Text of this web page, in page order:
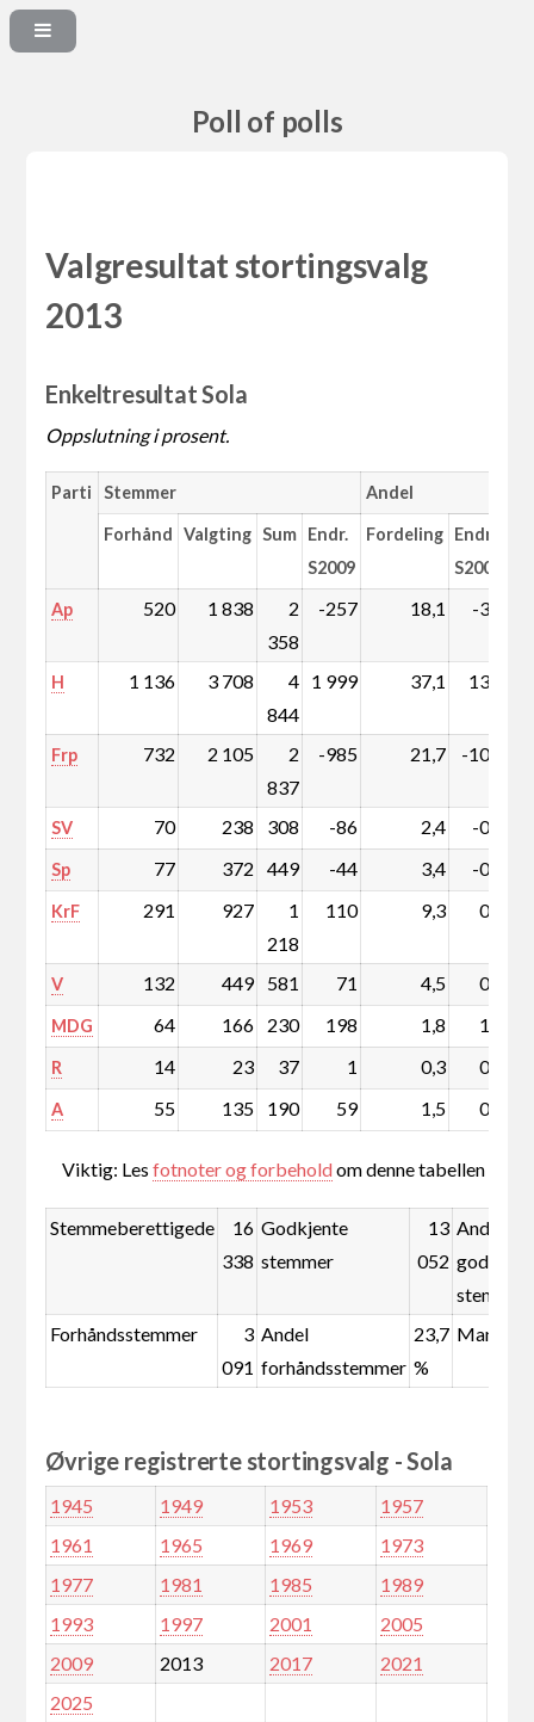
Poll of polls
Valgresultat stortingsvalg
2013
Enkeltresultat Sola
Oppslutning i prosent.
Parti Stemmer Andel
Forhånd Valgting Sum Endr.
S2009
Fordeling Endr.
S2009
Ap 520 1 838
2
358
-257 18,1 -3,8
H 1 136 3 708
4
844
1 999 37,1 13,4
Frp 732 2 105
2
837
-985 21,7 -10,2
SV 70 238 308 -86 2,4 -0,9
Sp 77 372 449 -44 3,4 -0,7
KrF 291 927
1
218
110 9,3 0,1
V 132 449 581 71 4,5 0,2
MDG 64 166 230 198 1,8 1,5
R 14 23 37 1 0,3 0,0
A 55 135 190 59 1,5 0,4
Viktig: Lesfotnoter og forbeholdom denne tabellen
Stemmeberettigede
16
338
Godkjente
stemmer
13
052
Andel
stemmer
Forhåndsstemmer
3
091
Andel
forhåndsstemmer
23,7
%
Øvrige registrerte stortingsvalg - Sola
1945 1949 1953
1957
1961
1965 1969
1973
1977
1981 1985
1989
1993
1997 2001
2005
2009
2013 2017
2021
2025